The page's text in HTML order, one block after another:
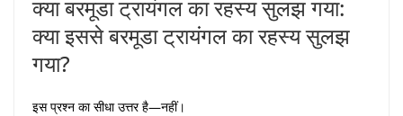
क्या बरमूडा ट्रायंगल का रहस्य सुलझ गया:
क्या इससे बरमूडा ट्रायंगल का रहस्य सुलझ
गया?
इस प्रश्न का सीधा उत्तर है—नहीं।